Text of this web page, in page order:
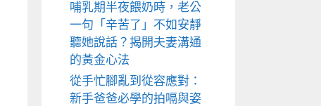
哺乳期半夜餵奶時，老公
一句「辛苦了」不如安靜
聽她說話？揭開夫妻溝通
的黃金心法
從手忙腳亂到從容應對：
新手爸爸必學的拍嗝與姿